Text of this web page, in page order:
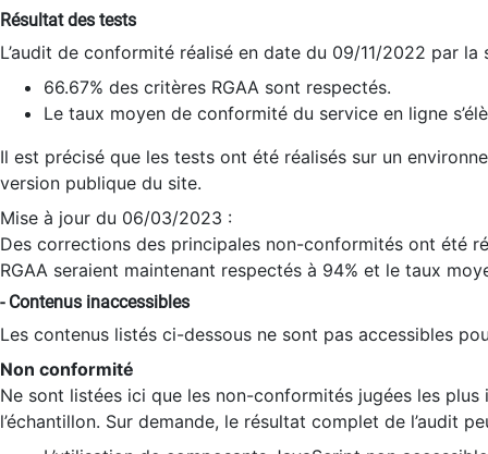
Résultat des tests
L’audit de conformité réalisé en date du 09/11/2022 par
66.67% des critères RGAA sont respectés.
Le taux moyen de conformité du service en ligne
Il est précisé que les tests ont été réalisés sur un
version publique du site.
Mise à jour du 06/03/2023 :
Des corrections des principales non-conformités ont été
RGAA seraient maintenant respectés à 94% et le taux
- Contenus inaccessibles
Les contenus listés ci-dessous ne sont pas accessibles
Non conformité
Ne sont listées ici que les non-conformités jugées les
l’échantillon. Sur demande, le résultat complet de l’audit